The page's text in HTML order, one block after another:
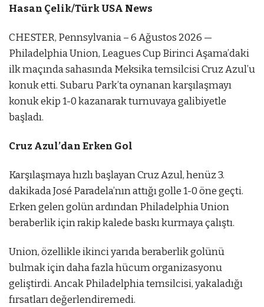
Hasan Çelik/Türk USA News
CHESTER, Pennsylvania – 6 Ağustos 2026 —
Philadelphia Union, Leagues Cup Birinci Aşama’daki
ilk maçında sahasında Meksika temsilcisi Cruz Azul’u
konuk etti. Subaru Park’ta oynanan karşılaşmayı
konuk ekip 1-0 kazanarak turnuvaya galibiyetle
başladı.
Cruz Azul’dan Erken Gol
Karşılaşmaya hızlı başlayan Cruz Azul, henüz 3.
dakikada José Paradela’nın attığı golle 1-0 öne geçti.
Erken gelen golün ardından Philadelphia Union
beraberlik için rakip kalede baskı kurmaya çalıştı.
Union, özellikle ikinci yarıda beraberlik golünü
bulmak için daha fazla hücum organizasyonu
geliştirdi. Ancak Philadelphia temsilcisi, yakaladığı
fırsatları değerlendiremedi.